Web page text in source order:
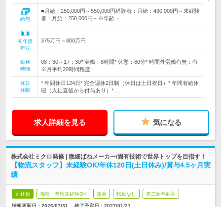
給与
■月給：250,000円～550,000円経験者：月給：490,000円～未経験
者：月給：250,000円～※年齢・…
初年度
年収
375万円～800万円
勤務
時間
08：30～17：30* 実働：8時間* 休憩：60分* 時間外労働有無：有
※月平均20時間程度
休日
休暇
* 年間休日124日* 完全週休2日制（休日は土日祝日）* 年間有給休
暇（入社直後から付与あり）* …
求人詳細を見る 気になる
株式会社ミクロ発條 | 微細ばねメーカー/固有技術で世界トップを目指す！
【物流スタッフ】未経験OK/年休120日(土日休み)/賞与4.5ヶ月実
績
正社員 職種・業種未経験OK 急募 転勤なし 第二新卒歓迎
情報更新日：2026/07/31 終了予定日： 2027/01/21